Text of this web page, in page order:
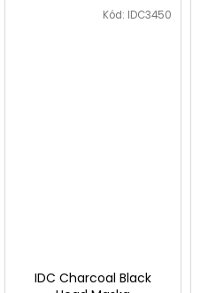
IDC Charcoal Black
Kód: IDC3450